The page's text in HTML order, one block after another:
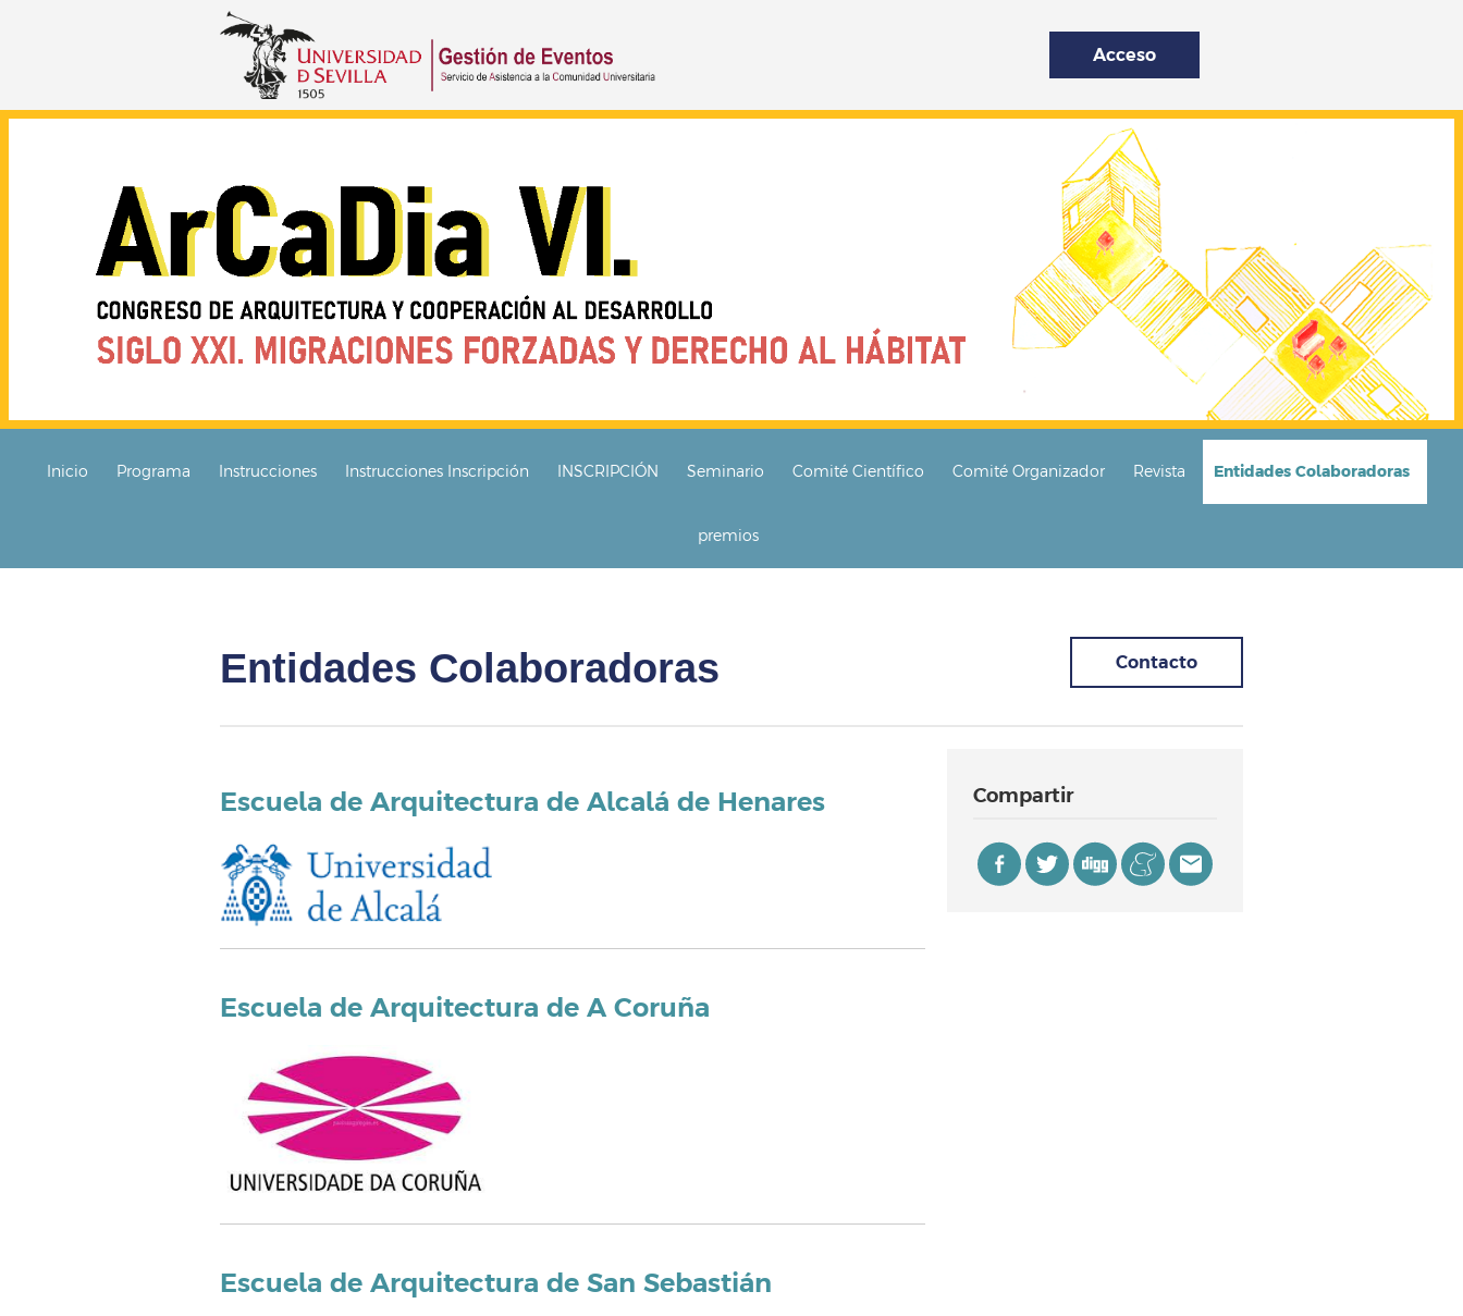
Acceso
Inicio Programa Instrucciones Instrucciones Inscripción INSCRIPCIÓN Seminario Comité Científico Comité Organizador Revista Entidades Colaboradoras
premios
Entidades Colaboradoras Contacto
Escuela de Arquitectura de Alcalá de Henares
Escuela de Arquitectura de A Coruña
Escuela de Arquitectura de San Sebastián
Compartir